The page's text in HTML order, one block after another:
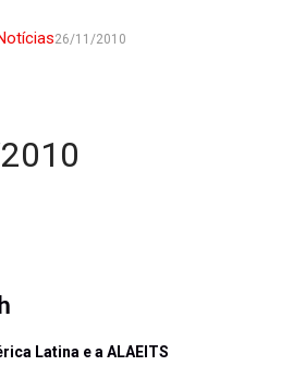
26/11/2010
Latina e a ALAEITS